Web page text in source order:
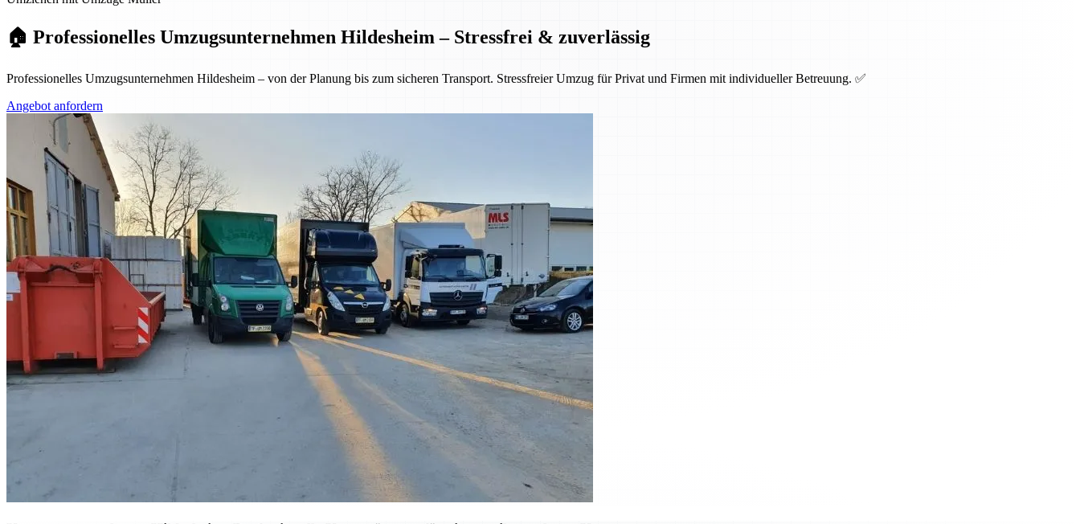
🏠 Professionelles Umzugsunternehmen Hildesheim – Stressfrei & zuverlässig
Professionelles Umzugsunternehmen Hildesheim – von der Planung bis zum sicheren Transport. Stressfreier Umzug für Privat und Firmen mit individueller Betreuung. ✅
Angebot anfordern